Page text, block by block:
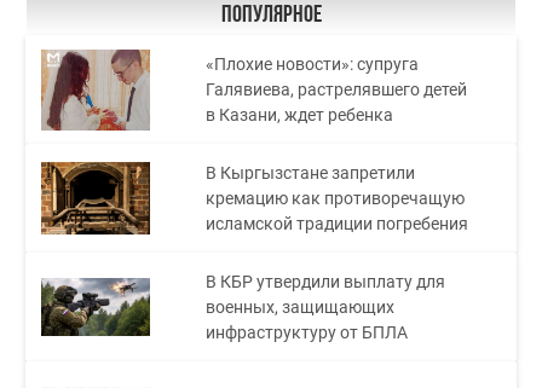
Популярное
«Плохие новости»: супруга
Галявиева, растрелявшего детей
в Казани, ждет ребенка
В Кыргызстане запретили
кремацию как противоречащую
исламской традиции погребения
В КБР утвердили выплату для
военных, защищающих
инфраструктуру от БПЛА